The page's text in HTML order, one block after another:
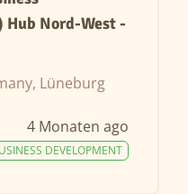
Nord-West -
Lüneburg
4 Monaten ago
DEVELOPMENT